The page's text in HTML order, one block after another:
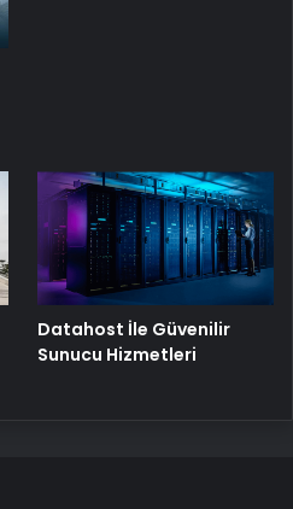
Datahost İle Güvenilir
Sunucu Hizmetleri